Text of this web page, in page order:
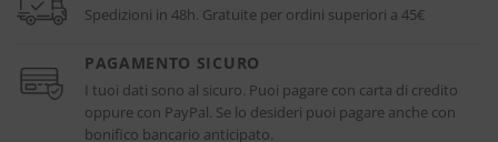
Spedizioni in 48h. Gratuite per ordini superiori a 45€
PAGAMENTO SICURO
I tuoi dati sono al sicuro. Puoi pagare con carta di credito
oppure con PayPal. Se lo desideri puoi pagare anche con
bonifico bancario anticipato.